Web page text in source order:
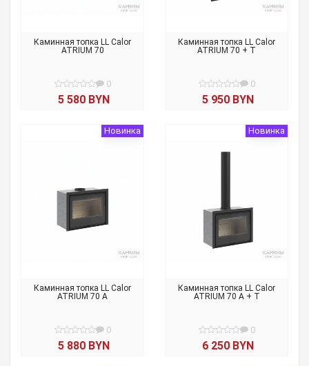
Каминная топка LL Calor
ATRIUM 70
0
5 580 BYN
Каминная топка LL Calor
ATRIUM 70 + T
0
5 950 BYN
Новинка
Каминная топка LL Calor
ATRIUM 70 A
0
5 880 BYN
Новинка
Каминная топка LL Calor
ATRIUM 70 A + T
0
6 250 BYN